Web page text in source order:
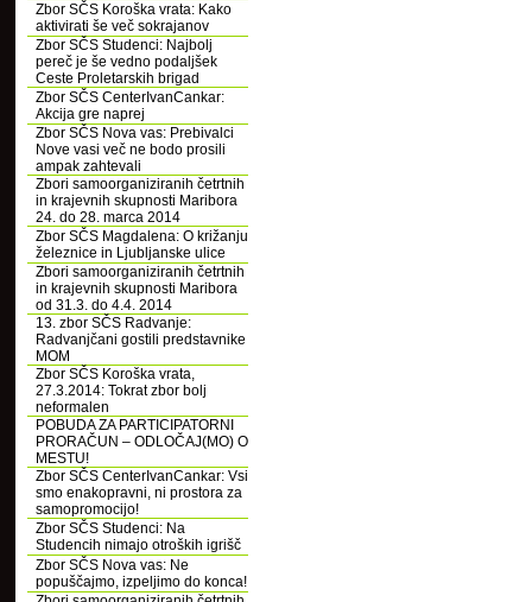
Zbor SČS Koroška vrata: Kako
aktivirati še več sokrajanov
Zbor SČS Studenci: Najbolj
pereč je še vedno podaljšek
Ceste Proletarskih brigad
Zbor SČS CenterIvanCankar:
Akcija gre naprej
Zbor SČS Nova vas: Prebivalci
Nove vasi več ne bodo prosili
ampak zahtevali
Zbori samoorganiziranih četrtnih
in krajevnih skupnosti Maribora
24. do 28. marca 2014
Zbor SČS Magdalena: O križanju
železnice in Ljubljanske ulice
Zbori samoorganiziranih četrtnih
in krajevnih skupnosti Maribora
od 31.3. do 4.4. 2014
13. zbor SČS Radvanje:
Radvanjčani gostili predstavnike
MOM
Zbor SČS Koroška vrata,
27.3.2014: Tokrat zbor bolj
neformalen
POBUDA ZA PARTICIPATORNI
PRORAČUN – ODLOČAJ(MO) O
MESTU!
Zbor SČS CenterIvanCankar: Vsi
smo enakopravni, ni prostora za
samopromocijo!
Zbor SČS Studenci: Na
Studencih nimajo otroških igrišč
Zbor SČS Nova vas: Ne
popuščajmo, izpeljimo do konca!